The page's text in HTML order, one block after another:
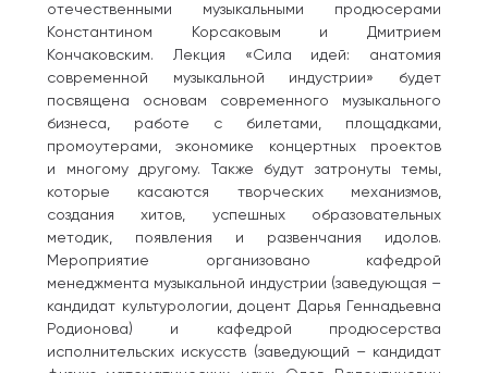
отечественными музыкальными продюсерами
Константином Корсаковым и Дмитрием
Кончаковским. Лекция «Сила идей: анатомия
современной музыкальной индустрии» будет
посвящена основам современного музыкального
бизнеса, работе с билетами, площадками,
промоутерами, экономике концертных проектов
и многому другому. Также будут затронуты темы,
которые касаются творческих механизмов,
создания хитов, успешных образовательных
методик, появления и развенчания идолов.
Мероприятие организовано кафедрой
менеджмента музыкальной индустрии (заведующая –
кандидат культурологии, доцент Дарья Геннадьевна
Родионова) и кафедрой продюсерства
исполнительских искусств (заведующий – кандидат